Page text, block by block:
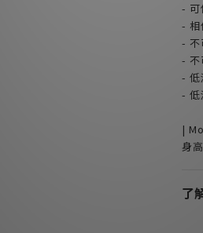
- 可
- 相
- 不
- 不
- 低
- 低
|
身
了